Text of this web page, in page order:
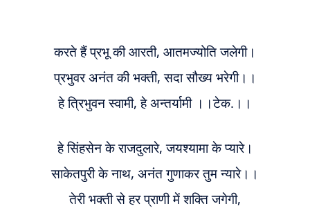
करते हैं प्रभू की आरती, आतमज्योति जलेगी।
प्रभुवर अनंत की भक्ती, सदा सौख्य भरेगी।।
हे त्रिभुवन स्वामी, हे अन्तर्यामी ।।टेक.।।
हे सिंहसेन के राजदुलारे, जयश्यामाकेप्यारे।
साकेतपुरी के नाथ, अनंत गुणाकर तुम न्यारे।।
तेरी भक्ती से हर प्राणी में शक्ति जगेगी,